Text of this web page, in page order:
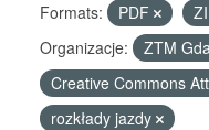
Formats: PDF
Organizacje:
ZTM
Creative Commons
rozkłady jazdy